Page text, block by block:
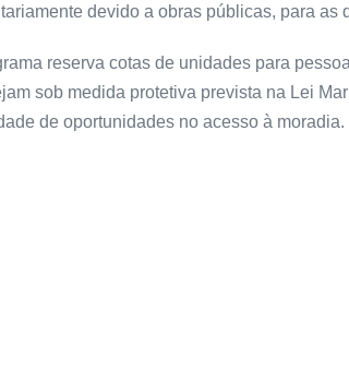
devido a obras públicas, para as
reserva cotas de unidades para
sob medida protetiva prevista na Lei
de oportunidades no acesso à moradia.